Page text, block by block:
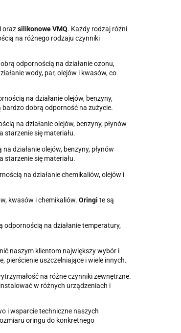
orazsilikonowe VMQ. Każdy rodzaj różni
na różnego rodzaju czynniki
odpornością na działanie ozonu,
wody, par, olejów i kwasów, co
na działanie olejów, benzyny,
dobrą odporność na zużycie.
na działanie olejów, benzyny, płynów
starzenie się materiału.
działanie olejów, benzyny, płynów
starzenie się materiału.
na działanie chemikaliów, olejów i
kwasów i chemikaliów. Oringi te są
na działanie temperatury,
naszym klientom największy wybór i
pierścienie uszczelniające i wiele innych.
na różne czynniki zewnętrzne.
w różnych urządzeniach i
i wsparcie techniczne naszych
oringu do konkretnego